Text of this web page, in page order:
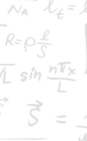
Μακεδονίας-Θράκης, η
ξενοδοχείο ΑΙΓΕΣ
Προοπτικές της
διεθνοποιημένη